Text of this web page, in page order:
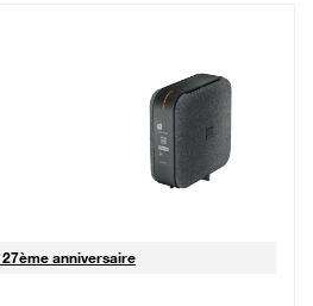
puis 49,99 € par mois, Sans engagement
anniversaire